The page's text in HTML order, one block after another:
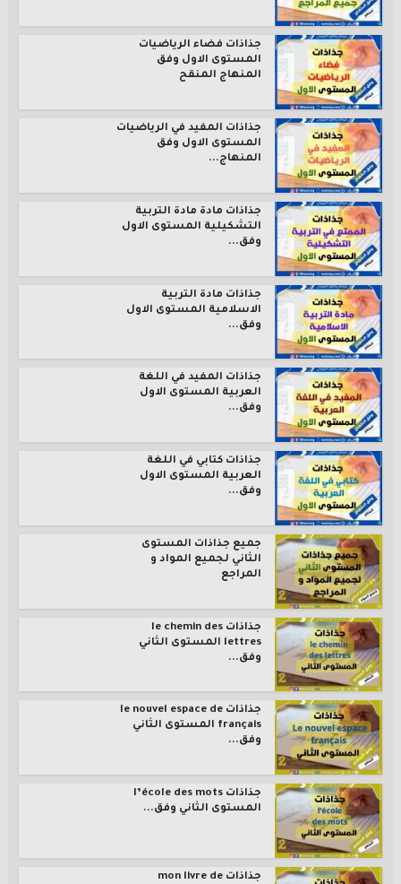
جذاذات فضاء الرياضيات
المستوى الاول وفق
المنهاج المنقح
جذاذات المفيد في الرياضيات
المستوى الاول وفق
المنهاج...
جذاذات مادة مادة التربية
التشكيلية المستوى الاول
وفق...
جذاذات مادة التربية
الاسلامية المستوى الاول
وفق...
جذاذات المفيد في اللغة
العربية المستوى الاول
وفق...
جذاذات كتابي في اللغة
العربية المستوى الاول
وفق...
جميع جذاذات المستوى
الثاني لجميع المواد و
المراجع
جذاذات le chemin des
lettres المستوى الثاني
وفق...
جذاذات le nouvel espace de
français المستوى الثاني
وفق...
جذاذات l’école des mots
المستوى الثاني وفق...
جذاذات mon livre de